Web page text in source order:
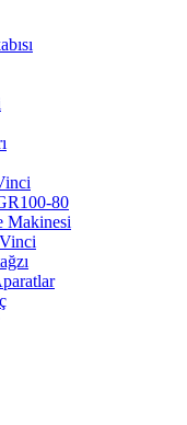
80
Makinesi